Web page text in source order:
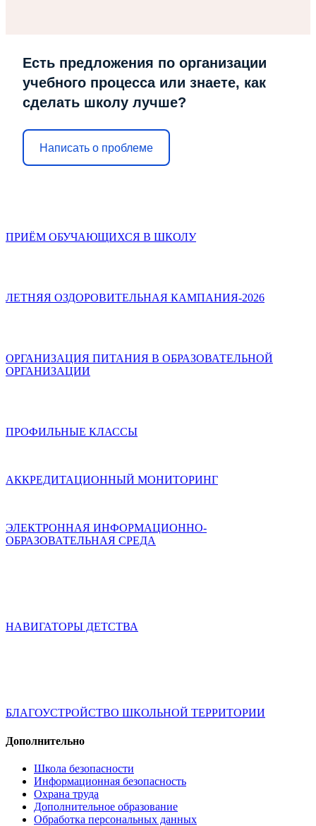
Есть предложения по организации
учебного процесса или знаете, как
сделать школу лучше?
Написать о проблеме
ПРИЁМ ОБУЧАЮЩИХСЯ В ШКОЛУ
ЛЕТНЯЯ ОЗДОРОВИТЕЛЬНАЯ КАМПАНИЯ-2026
ОРГАНИЗАЦИЯ ПИТАНИЯ В ОБРАЗОВАТЕЛЬНОЙ
ОРГАНИЗАЦИИ
ПРОФИЛЬНЫЕ КЛАССЫ
АККРЕДИТАЦИОННЫЙ МОНИТОРИНГ
ЭЛЕКТРОННАЯ ИНФОРМАЦИОННО-
ОБРАЗОВАТЕЛЬНАЯ СРЕДА
НАВИГАТОРЫ ДЕТСТВА
БЛАГОУСТРОЙСТВО ШКОЛЬНОЙ ТЕРРИТОРИИ
Дополнительно
Школа безопасности
Информационная безопасность
Охрана труда
Дополнительное образование
Обработка персональных данных